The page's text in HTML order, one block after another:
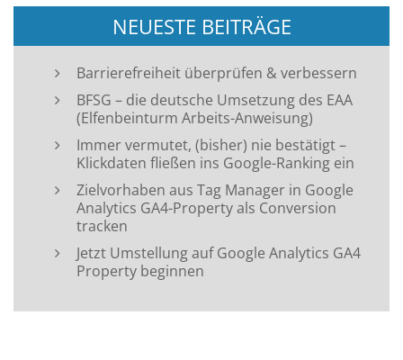
NEUESTE BEITRÄGE
Barrierefreiheit überprüfen & verbessern
BFSG – die deutsche Umsetzung des EAA
(Elfenbeinturm Arbeits-Anweisung)
Immer vermutet, (bisher) nie bestätigt –
Klickdaten fließen ins Google-Ranking ein
Zielvorhaben aus Tag Manager in Google
Analytics GA4-Property als Conversion
tracken
Jetzt Umstellung auf Google Analytics GA4
Property beginnen